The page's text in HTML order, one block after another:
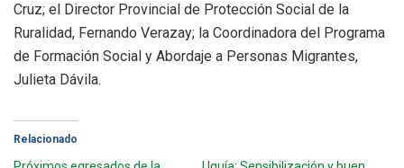
Cruz; el Director Provincial de Protección Social de la
Ruralidad, Fernando Verazay; la Coordinadora del Programa
de Formación Social y Abordaje a Personas Migrantes,
Julieta Dávila.
Relacionado